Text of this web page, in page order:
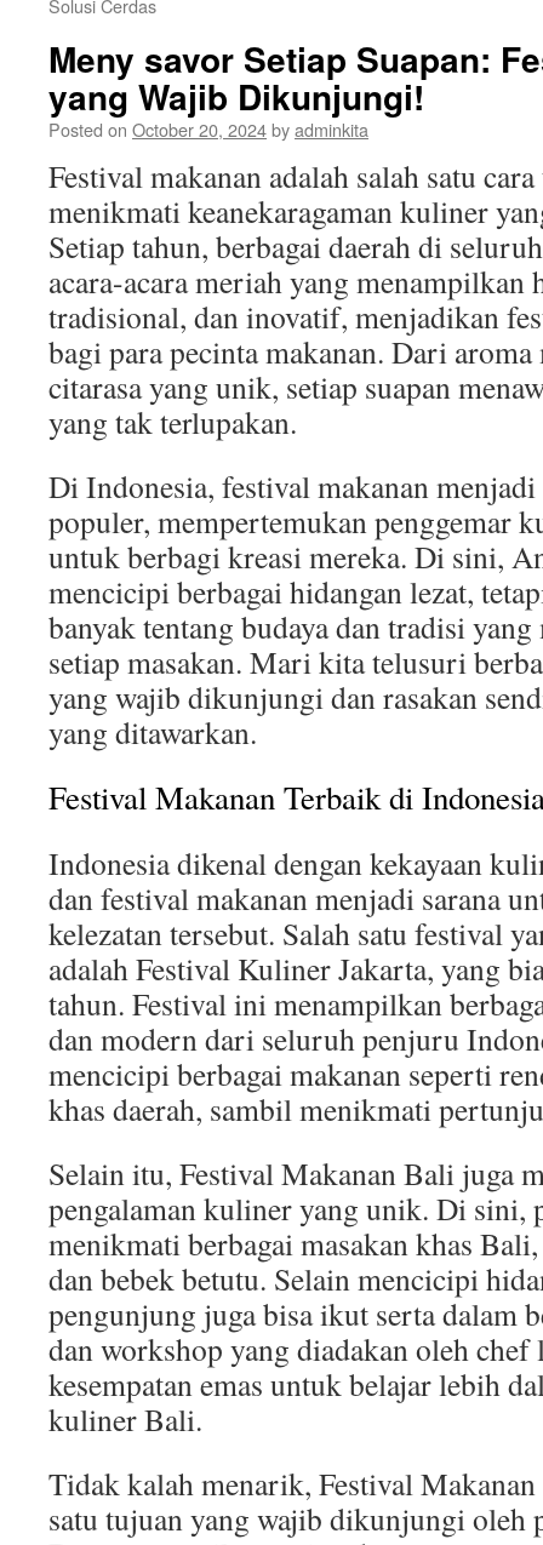
Solusi Cerdas
Meny savor Setiap Suapan:
yang Wajib Dikunjungi!
Posted on October 20, 2024byadminkita
Festival makanan adalah salah satu
menikmati keanekaragaman kuliner
Setiap tahun, berbagai daerah di
acara-acara meriah yang menampilkan
tradisional, dan inovatif, menjadikan
bagi para pecinta makanan. Dari
citarasa yang unik, setiap suapan
yang tak terlupakan.
Di Indonesia, festival makanan
populer, mempertemukan penggemar
untuk berbagi kreasi mereka. Di sini,
mencicipi berbagai hidangan lezat,
banyak tentang budaya dan tradisi
setiap masakan. Mari kita telusuri
yang wajib dikunjungi dan rasakan
yang ditawarkan.
Festival Makanan Terbaik di
Indonesia dikenal dengan kekayaan
dan festival makanan menjadi sarana
kelezatan tersebut. Salah satu festival
adalah Festival Kuliner Jakarta, yang
tahun. Festival ini menampilkan
dan modern dari seluruh penjuru
mencicipi berbagai makanan seperti
khas daerah, sambil menikmati
Selain itu, Festival Makanan Bali juga
pengalaman kuliner yang unik. Di sini,
menikmati berbagai masakan khas
dan bebek betutu. Selain mencicipi
pengunjung juga bisa ikut serta dalam
dan workshop yang diadakan oleh
kesempatan emas untuk belajar lebih
kuliner Bali.
Tidak kalah menarik, Festival Makanan
satu tujuan yang wajib dikunjungi oleh